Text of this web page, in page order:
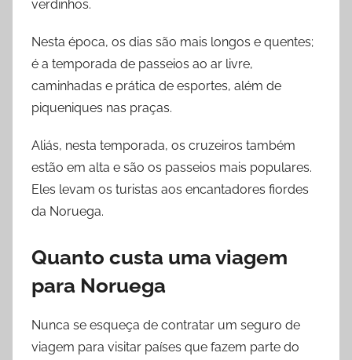
verdinhos.
Nesta época, os dias são mais longos e quentes;
é a temporada de passeios ao ar livre,
caminhadas e prática de esportes, além de
piqueniques nas praças.
Aliás, nesta temporada, os cruzeiros também
estão em alta e são os passeios mais populares.
Eles levam os turistas aos encantadores fiordes
da Noruega.
Quanto custa uma viagem
para Noruega
Nunca se esqueça de contratar um seguro de
viagem para visitar países que fazem parte do